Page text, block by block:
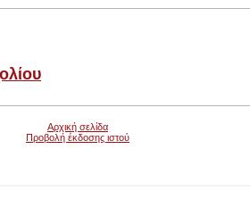
Αρχική σελίδα
Προβολή έκδοσης ιστού